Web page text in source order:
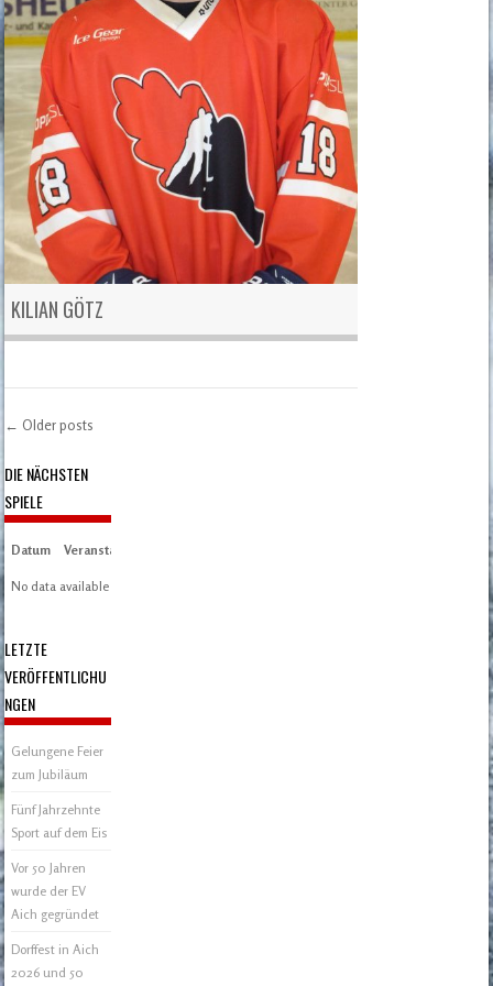
KILIAN GÖTZ
Post navigation
← Older posts
DIE NÄCHSTEN
SPIELE
Datum Veranstaltung
No data available in table
LETZTE
VERÖFFENTLICHU
NGEN
Gelungene Feier
zum Jubiläum
Fünf Jahrzehnte
Sport auf dem Eis
Vor 50 Jahren
wurde der EV
Aich gegründet
Dorffest in Aich
2026 und 50